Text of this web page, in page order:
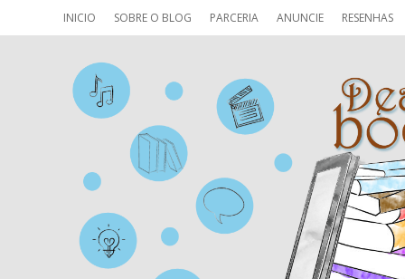
INICIO SOBRE O BLOG PARCERIA ANUNCIE RESENHAS